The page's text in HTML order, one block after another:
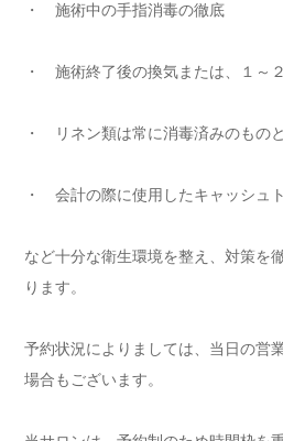
・ 施術中の手指消毒の徹底
・ 施術終了後の換気または、１～
・ リネン類は常に消毒済みのもの
・ 会計の際に使用したキャッシュ
など十分な衛生環境を整え、対策を
ります。
予約状況によりましては、当日の営
場合もございます。